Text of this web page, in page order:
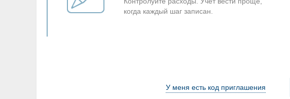
когда каждый шаг записан.
У меня есть код приглашения